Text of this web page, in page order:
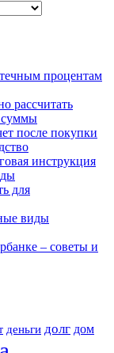
процентам
рассчитать
суммы
после покупки
инструкция
для
виды
– советы и
деньги долг дом